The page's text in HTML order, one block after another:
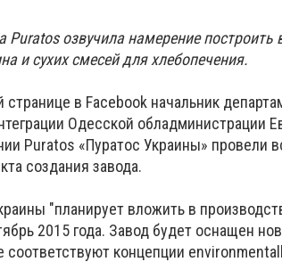
озвучила намерение построить
и сухих смесей для хлебопечения.
странице в Facebook начальник
Одесской обладминистрации
Puratos «Пуратос Украины» провели
создания завода.
"планирует вложить в
2015 года. Завод будет оснащен
соответствуют концепции